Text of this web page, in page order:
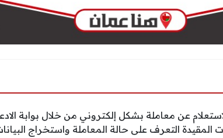
عن معاملة بشكل إلكتروني من خلال بوابة
المقيدة التعرف على حالة المعاملة واستخراج